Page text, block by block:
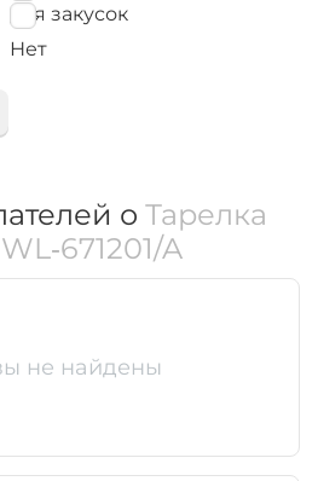
для закусок
Нет
о Тарелка
A
не найдены